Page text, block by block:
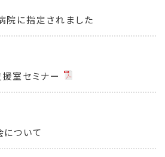
院に指定されました
室セミナー
ついて